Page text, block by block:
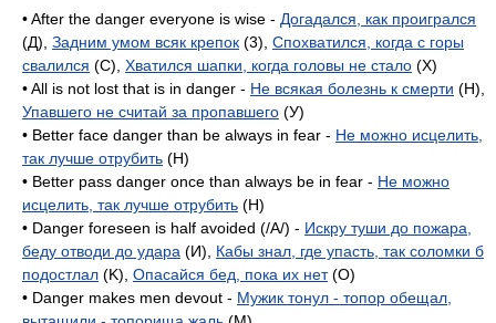
• After the danger everyone is wise - Догадался, как проигрался
(Д), Задним умом всяк крепок (3), Спохватился, когда с горы
свалился (C), Хватился шапки, когда головы не стало (X)
• All is not lost that is in danger - Не всякая болезнь к смерти (H),
Упавшего не считай за пропавшего (У)
• Better face danger than be always in fear - Не можно исцелить,
так лучше отрубить (H)
• Better pass danger once than always be in fear - Не можно
исцелить, так лучше отрубить (H)
• Danger foreseen is half avoided (/A/) - Искру туши до пожара,
беду отводи до удара (И), Кабы знал, где упасть, так соломки б
подостлал (K), Опасайся бед, пока их нет(O)
• Danger makes men devout - Мужик тонул - топор обещал,